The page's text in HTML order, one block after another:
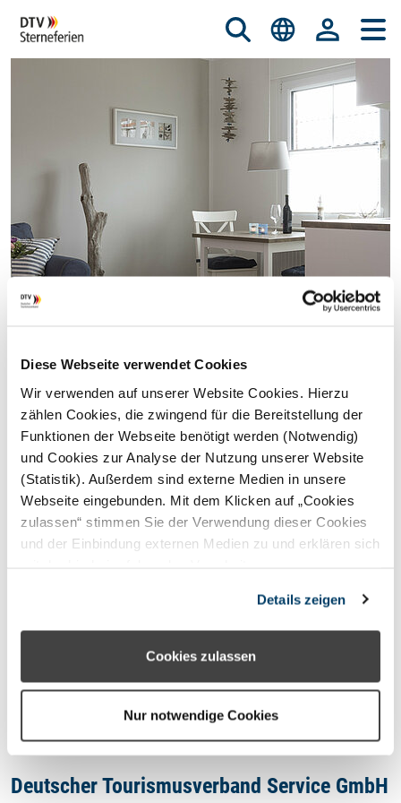
Diese Webseite verwendet Cookies
Wir verwenden auf unserer Website Cookies. Hierzu
zählen Cookies, die zwingend für die Bereitstellung der
Funktionen der Webseite benötigt werden (Notwendig)
und Cookies zur Analyse der Nutzung unserer Website
(Statistik). Außerdem sind externe Medien in unsere
Webseite eingebunden. Mit dem Klicken auf „Cookies
zulassen“ stimmen Sie der Verwendung dieser Cookies
und der Einbindung externen Medien zu und erklären sich
können Sie über die Schaltfläche „Nur notwendige
Cookies“ ohne die Erklärung einer Einwilligung fortfahren.
In diesem Fall werden nur notwendige Cookies
den Cookie- Einstellungen widerrufen oder ändern.
Details zeigen
Cookies zulassen
Nur notwendige Cookies
© istockphoto.com/nicky39
STERNEFERIEN REGION
Oops, an error occurred! Code:
2026080708562821fbe7b4
Deutscher Tourismusverband Service GmbH
Datenschutzhinweis